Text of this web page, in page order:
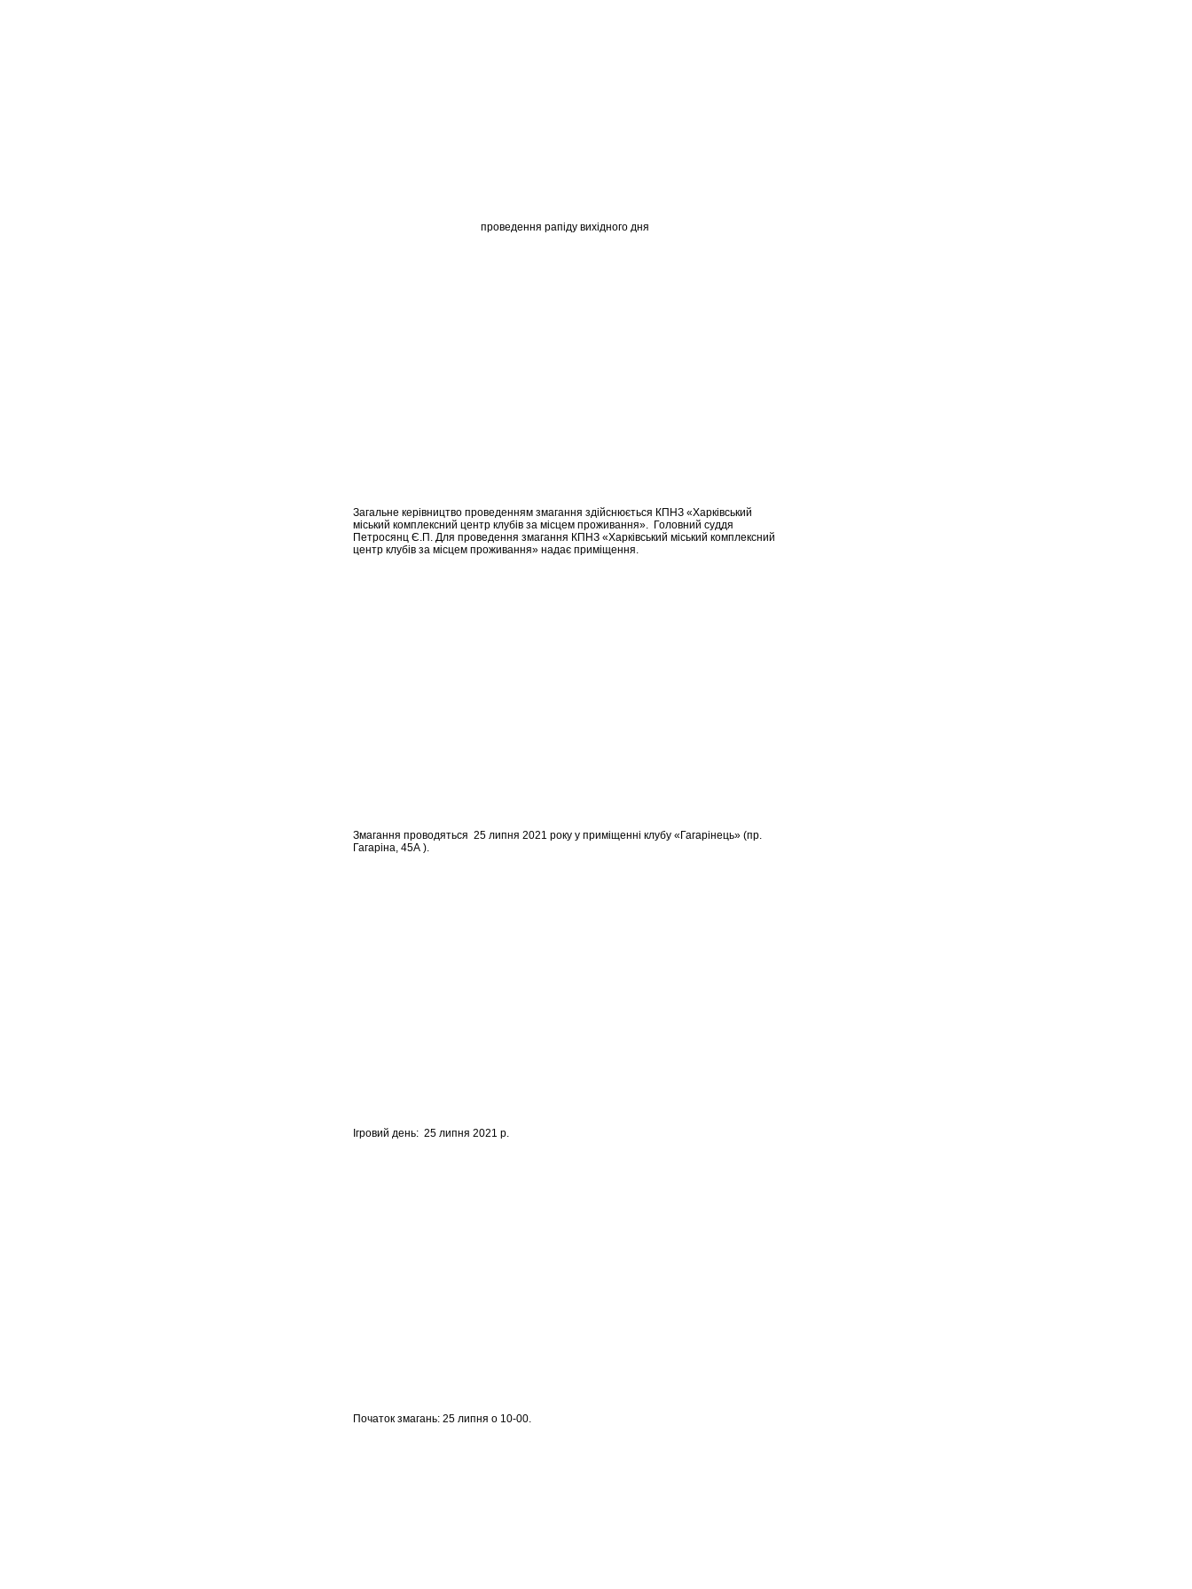
проведення рапіду вихідного дня
Загальне керівництво проведенням змагання здійснюється КПНЗ «Харківський
міський комплексний центр клубів за місцем проживання». Головний суддя
Петросянц Є.П. Для проведення змагання КПНЗ «Харківський міський комплексний
центр клубів за місцем проживання» надає приміщення.
Змагання проводяться 25 липня 2021 року у приміщенні клубу «Гагарінець» (пр.
Гагаріна, 45А ).
Ігровий день: 25 липня 2021 р.
Початок змагань: 25 липня о 10-00.